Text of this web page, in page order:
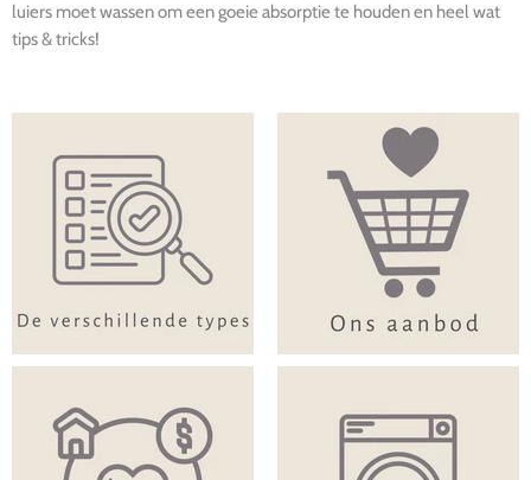
luiers moet wassen om een goeie absorptie te houden en heel wat
tips & tricks!